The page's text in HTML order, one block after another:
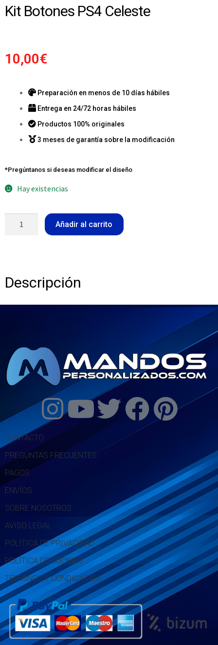
Kit Botones PS4 Celeste
10,00€
Preparación en menos de 10 días hábiles
Entrega en 24/72 horas hábiles
Productos 100% originales
3 meses de garantía sobre la modificación
*Pregúntanos si deseas modificar el diseño
Hay existencias
Añadir al carrito
Descripción
CONTACTO
PREGUNTAS FRECUENTES
PAGOS
ENVÍOS
SOBRE NOSOTROS
AVISO LEGAL
POLÍTICA DE PRIVACIDAD
POLÍTICA DE COOKIES
TÉRMINOS Y CONDICIONES